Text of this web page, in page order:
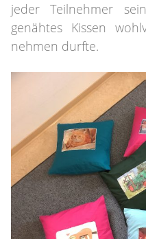
jeder Teilnehmer
genähtes Kissen
nehmen durfte.